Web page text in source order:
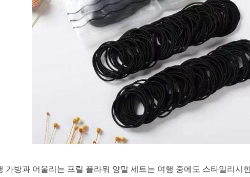
가방과 어울리는 프릴 플라워 양말 세트는 여행 중에도 스타일리시